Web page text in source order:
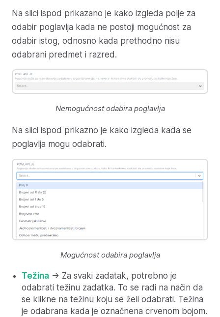
Na slici ispod prikazano je kako izgleda polje za
odabir poglavlja kada ne postoji mogućnost za
odabir istog, odnosno kada prethodno nisu
odabrani predmet i razred.
Nemogućnost odabira poglavlja
Na slici ispod prikazno je kako izgleda kada se
poglavlja mogu odabrati.
Mogućnost odabira poglavlja
Težina -> Za svaki zadatak, potrebno je
odabrati težinu zadatka. To se radi na način da
se klikne na težinu koju se želi odabrati. Težina
je odabrana kada je označnena crvenom bojom.